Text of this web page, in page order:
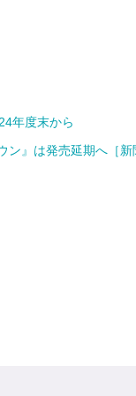
年度末から
』は発売延期へ［新